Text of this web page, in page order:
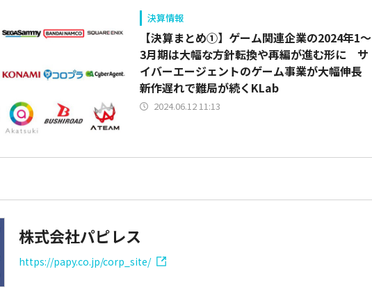
決算情報
【決算まとめ①】ゲーム関連企業の2024年1～
3月期は大幅な方針転換や再編が進む形に サ
イバーエージェントのゲーム事業が大幅伸長
新作遅れで難局が続くKLab
2024.06.12 11:13
株式会社パピレス
https://papy.co.jp/corp_site/